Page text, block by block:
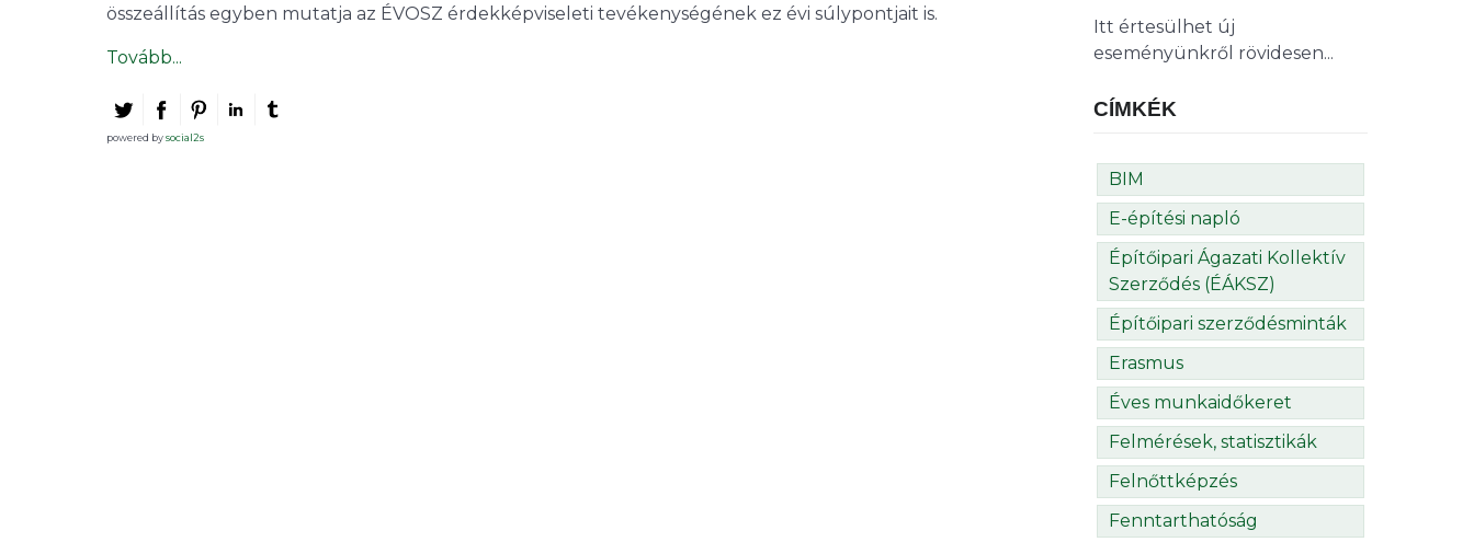
összeállítás egyben mutatja az ÉVOSZ érdekképviseleti tevékenységének ez évi súlypontjait is.
Tovább...
powered bysocial2s
Itt értesülhet új
eseményünkről rövidesen...
CÍMKÉK
BIM
E-építési napló
Építőipari Ágazati Kollektív
Szerződés (ÉÁKSZ)
Építőipari szerződésminták
Erasmus
Éves munkaidőkeret
Felmérések, statisztikák
Felnőttképzés
Fenntarthatóság